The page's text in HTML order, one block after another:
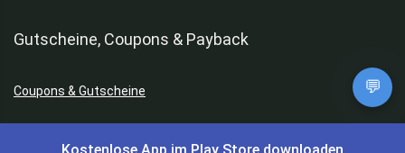
Gutscheine, Coupons & Payback
Coupons & Gutscheine 💬